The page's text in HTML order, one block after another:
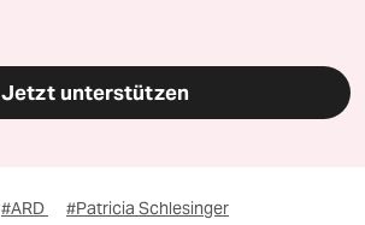
Jetzt unterstützen
#ARD #Patricia Schlesinger